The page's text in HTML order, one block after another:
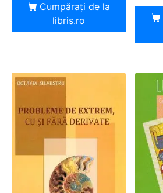
Cumpărați de la
libris.ro